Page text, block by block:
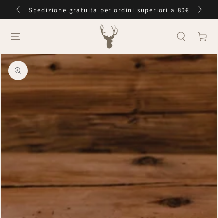
PASSA AL
CONTENUTO
Spedizione gratuita per ordini superiori a 80€
Carello
PASSA ALLE
INFORMAZIONE
SUL PRODOTTO